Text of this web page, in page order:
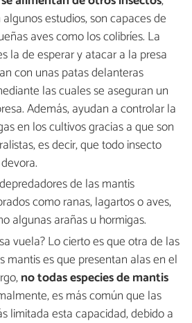
estudios, son capaces de
aves como los colibríes. La
la de esperar y atacar a la presa
con unas patas delanteras
las cuales se aseguran un
Además, ayudan a controlar la
en los cultivos gracias a que son
es decir, que todo insecto
de las mantis
como ranas, lagartos o aves,
algunas arañas u hormigas.
vuela? Lo cierto es que otra de las
mantis es que presentan alas en el
no todas especies de mantis
es más común que las
limitada esta capacidad, debido a